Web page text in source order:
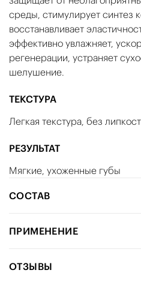
среды, стимулирует синтез
восстанавливает
эффективно увлажняет,
регенерации, устраняет
шелушение.
ТЕКСТУРА
Легкая текстура, без
РЕЗУЛЬТАТ
Мягкие, ухоженные губы
СОСТАВ
ПРИМЕНЕНИЕ
ОТЗЫВЫ